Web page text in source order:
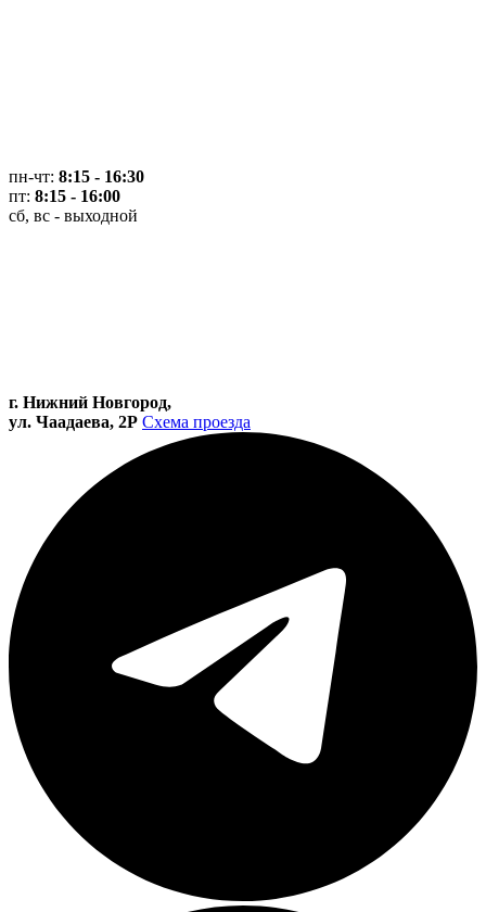
пн-чт: 8:15 - 16:30
пт: 8:15 - 16:00
сб, вс - выходной
г. Нижний Новгород,
ул. Чаадаева, 2Р Схема проезда